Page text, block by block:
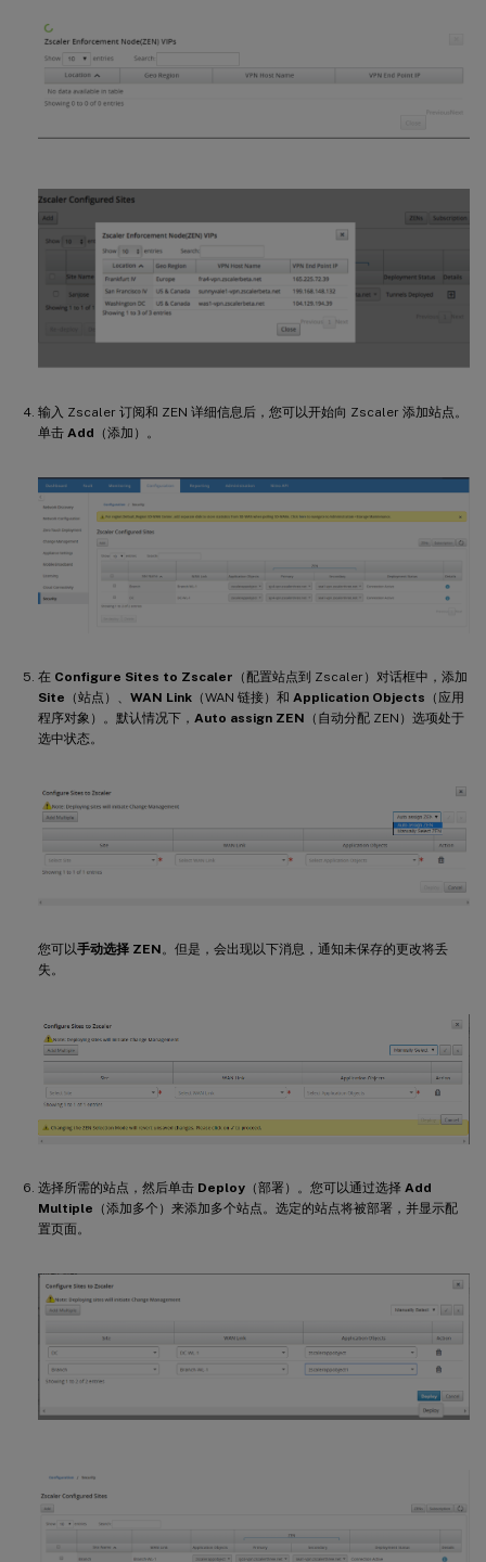
输入 Zscaler 订阅和 ZEN 详细信息后，您可以开始向 Zscaler 添加站点。
单击 Add （添加）。
在 Configure Sites to Zscaler （配置站点到 Zscaler）对话框中，添加
Site （站点）、 WAN Link （WAN 链接）和 Application Objects （应用
程序对象）。默认情况下， Auto assign ZEN （自动分配 ZEN）选项处于
选中状态。
您可以手动选择 ZEN。但是，会出现以下消息，通知未保存的更改将丢
失。
选择所需的站点，然后单击 Deploy （部署）。您可以通过选择 Add
Multiple （添加多个）来添加多个站点。选定的站点将被部署，并显示配
置页面。